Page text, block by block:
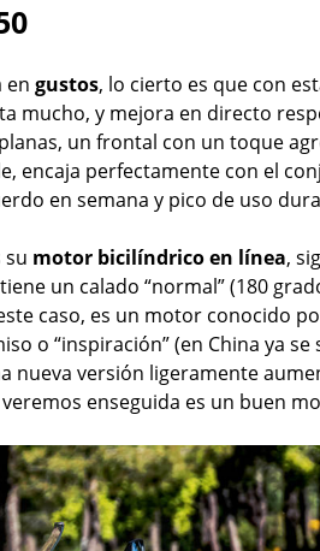
en gustos, lo cierto es que con
mucho, y mejora en directo
un frontal con un toque
encaja perfectamente con el
en semana y pico de uso
su motor bicilíndrico en línea,
un calado “normal” (180
caso, es un motor conocido
o “inspiración” (en China ya
nueva versión ligeramente
enseguida es un buen